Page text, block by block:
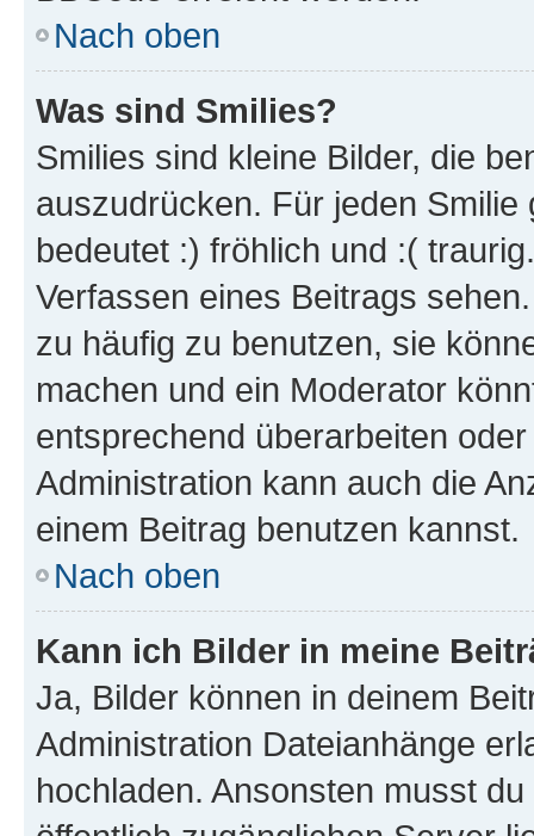
Nach oben
Was sind Smilies?
Smilies sind kleine Bilder, die
auszudrücken. Für jeden
bedeutet :) fröhlich und :(
Verfassen eines Beitrags
zu häufig zu benutzen, sie
machen und ein Moderator
entsprechend überarbeiten
Administration kann auch die
einem Beitrag benutzen kannst.
Nach oben
Kann ich Bilder in meine
Ja, Bilder können in deinem
Administration Dateianhänge
hochladen. Ansonsten musst